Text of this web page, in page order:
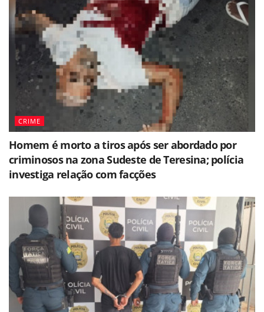
CRIME
Homem é morto a tiros após ser abordado por
criminosos na zona Sudeste de Teresina; polícia
investiga relação com facções